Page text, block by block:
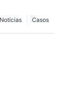
Casos
Notícias
de pastilhas
na manutenção